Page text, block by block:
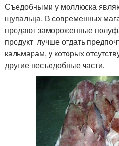
Съедобными у моллюска
щупальца. В современных
продают замороженные
продукт, лучше отдать
кальмарам, у которых
другие несъедобные части.